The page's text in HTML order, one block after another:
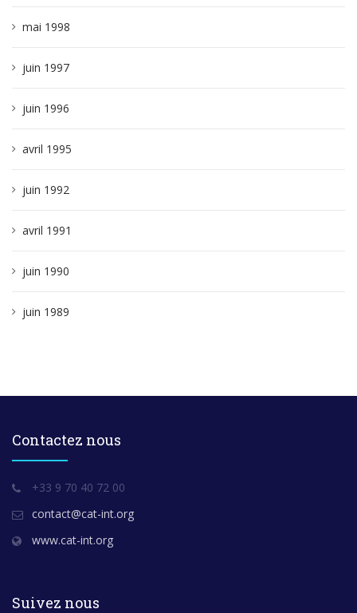
mai 1998
juin 1997
juin 1996
avril 1995
juin 1992
avril 1991
juin 1990
juin 1989
Contactez nous
+33 9 70 40 72 00
contact@cat-int.org
www.cat-int.org
Suivez nous